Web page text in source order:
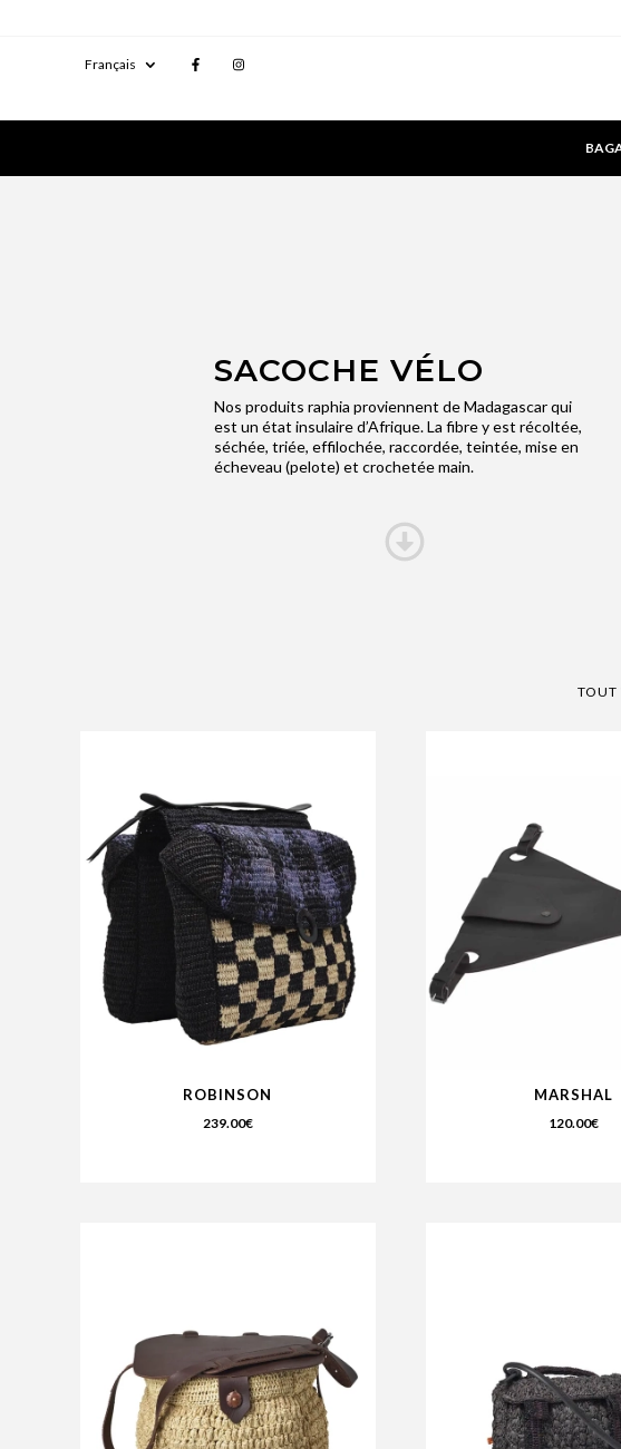
Français
SACOCHE VÉLO
Nos produits raphia proviennent de Madagascar qui
est un état insulaire d’Afrique. La fibre y est récoltée,
séchée, triée, effilochée, raccordée, teintée, mise en
écheveau (pelote) et crochetée main.
TOUT
ROBINSON
239.00€
MARSHAL
120.00€